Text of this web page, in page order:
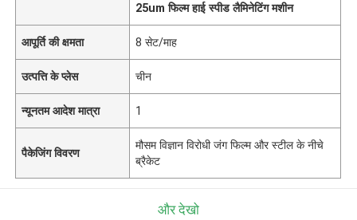
25um फिल्म हाई स्पीड लैमिनेटिंग मशीन
आपूर्ति की क्षमता 8 सेट/माह
उत्पत्ति के प्लेस चीन
न्यूनतम आदेश मात्रा 1
पैकेजिंग विवरण
मौसम विज्ञान विरोधी जंग फिल्म और स्टील के नीचे
ब्रैकेट
और देखो